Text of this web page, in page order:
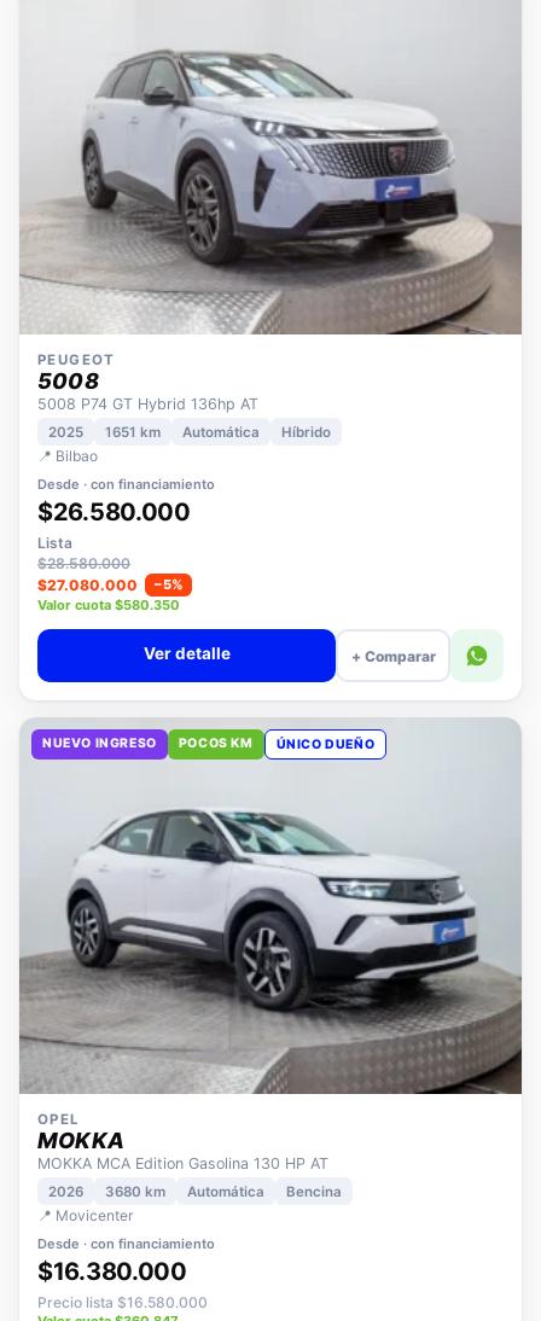
PEUGEOT
5008
5008 P74 GT Hybrid 136hp AT
2025
📍 Bilbao
Desde · con financiamiento
$26.580.000
Lista
$28.580.000
$27.080.000
−5%
Valor cuota $580.350
+ Comparar
NUEVO INGRESO POCOS KM
OPEL
MOKKA
MOKKA MCA Edition Gasolina 130 HP AT
2026 3680 km
📍 Movicenter
Desde · con financiamiento
$16.380.000